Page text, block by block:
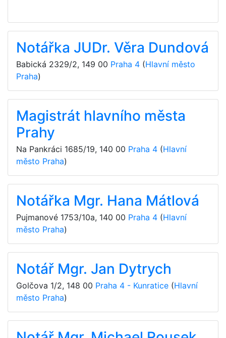
Notářka JUDr. Věra Dundová
Babická 2329/2, 149 00 Praha 4 (Hlavní město
Praha)
Magistrát hlavního města
Prahy
Na Pankráci 1685/19, 140 00 Praha 4 (Hlavní
město Praha)
Notářka Mgr. Hana Mátlová
Pujmanové 1753/10a, 140 00 Praha 4 (Hlavní
město Praha)
Notář Mgr. Jan Dytrych
Golčova 1/2, 148 00 Praha 4 - Kunratice (Hlavní
město Praha)